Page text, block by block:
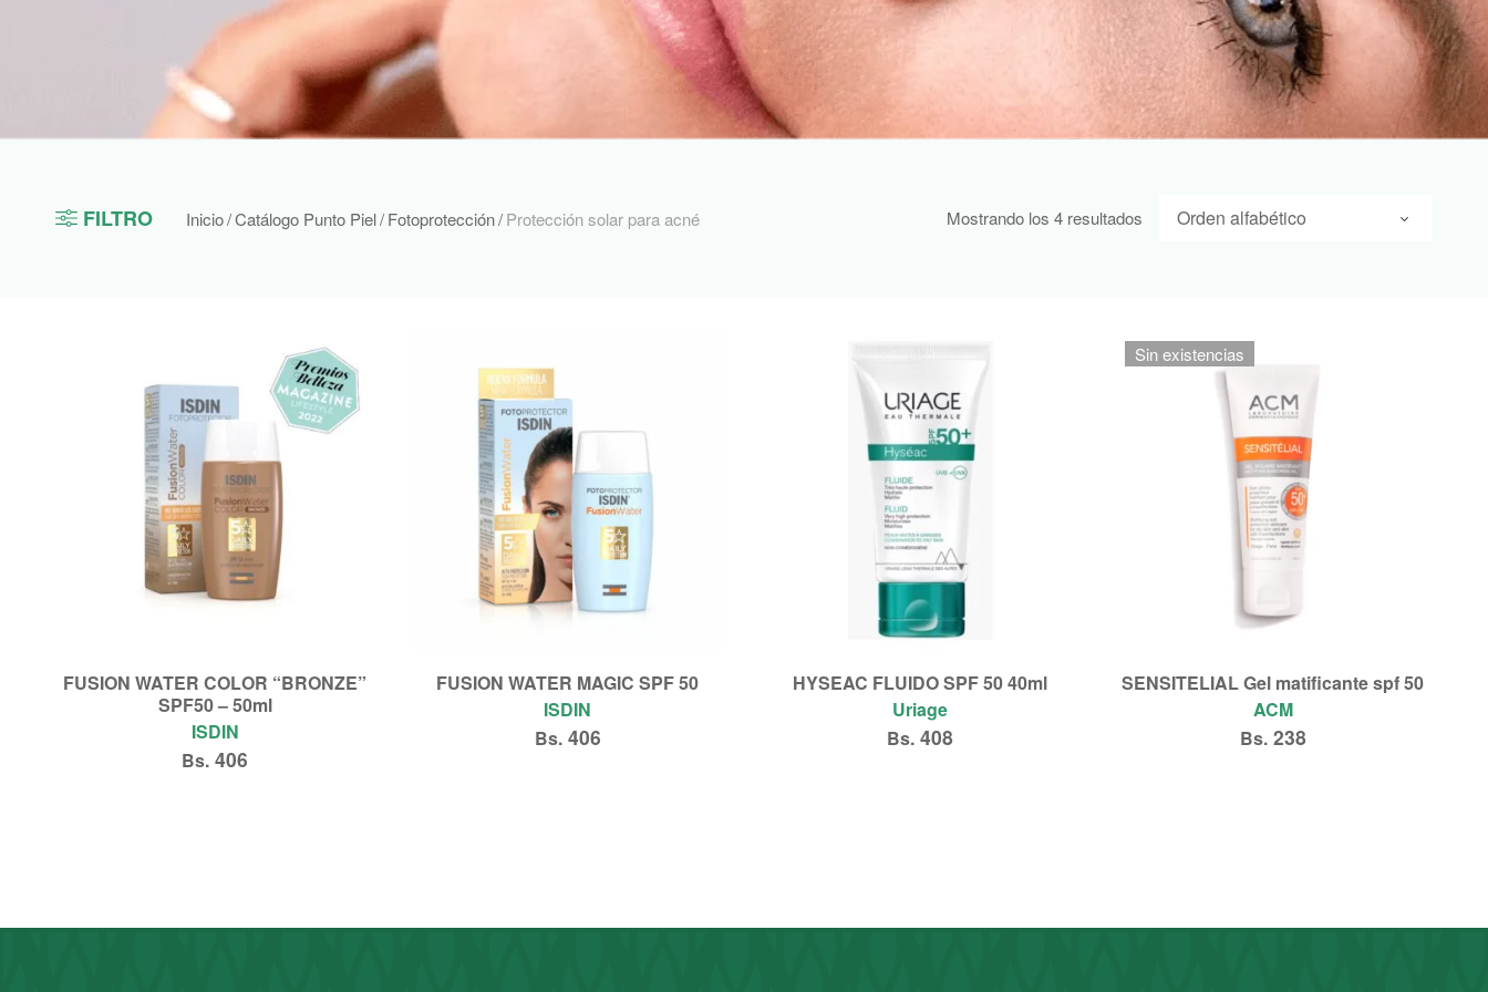
FILTRO Inicio/Catálogo Punto Piel/Fotoprotección/Protección solar para acné Mostrando los 4 resultados
FUSION WATER COLOR “BRONZE”
SPF50 – 50ml
ISDIN
Bs. 406
FUSION WATER MAGIC SPF 50
ISDIN
Bs.406
HYSEAC FLUIDO SPF 50 40ml
Uriage
Bs. 408
Sin existencias
SENSITELIAL Gel matificante spf 50
ACM
Bs.238